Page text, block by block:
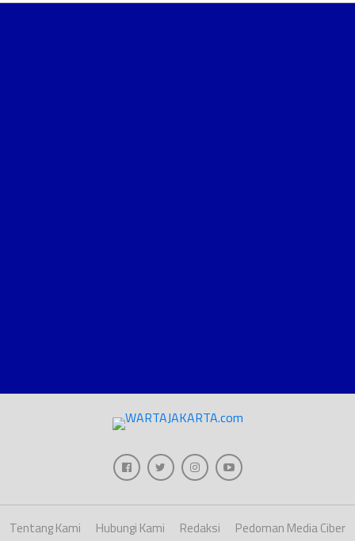
Tentang Kami Hubungi Kami Redaksi
Pedoman Media Ciber